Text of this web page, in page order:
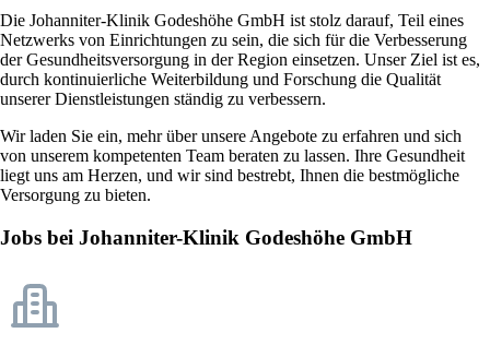
Die Johanniter-Klinik Godeshöhe GmbH ist stolz darauf, Teil eines
Netzwerks von Einrichtungen zu sein, die sich für die Verbesserung
der Gesundheitsversorgung in der Region einsetzen. Unser Ziel ist es,
durch kontinuierliche Weiterbildung und Forschung die Qualität
unserer Dienstleistungen ständig zu verbessern.
Wir laden Sie ein, mehr über unsere Angebote zu erfahren und sich
von unserem kompetenten Team beraten zu lassen. Ihre Gesundheit
liegt uns am Herzen, und wir sind bestrebt, Ihnen die bestmögliche
Versorgung zu bieten.
Jobs bei Johanniter-Klinik Godeshöhe GmbH